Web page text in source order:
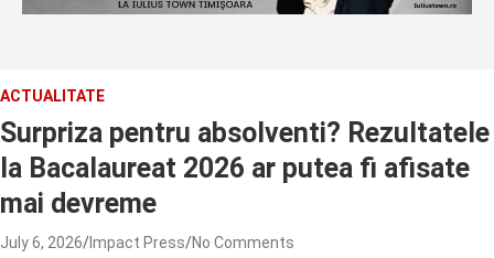
ACTUALITATE
Surpriza pentru absolventi? Rezultatele
la Bacalaureat 2026 ar putea fi afisate
mai devreme
July 6, 2026 Impact Press No Comments